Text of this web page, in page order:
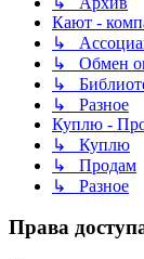
Кают -
↳
↳ Обмен
↳
↳ Разное
Куплю -
↳ Куплю
↳ Продам
↳ Разное
Права